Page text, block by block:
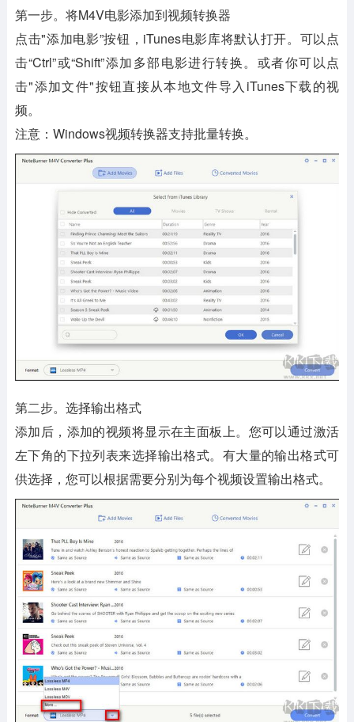
第一步。将M4V电影添加到视频转换器
点击"添加电影”按钮，iTunes电影库将默认打开。可以点
击“Ctrl”或“Shift”添加多部电影进行转换。或者你可以点
击"添加文件"按钮直接从本地文件导入iTunes下载的视
频。
注意：Windows视频转换器支持批量转换。
第二步。选择输出格式
添加后，添加的视频将显示在主面板上。您可以通过激活
左下角的下拉列表来选择输出格式。有大量的输出格式可
供选择，您可以根据需要分别为每个视频设置输出格式。